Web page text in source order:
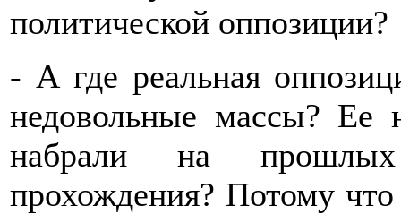
политической оппозиции?
- А где реальная
недовольные массы?
набрали на
прохождения? Потому